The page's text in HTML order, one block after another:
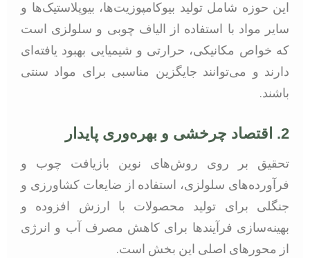
این حوزه شامل تولید بیوکامپوزیت‌ها، بیوپلاستیک‌ها و
سایر مواد با استفاده از الیاف چوبی و سلولزی است
که خواص مکانیکی، حرارتی و شیمیایی بهبود یافته‌ای
دارند و می‌توانند جایگزین مناسبی برای مواد سنتی
باشند.
2. اقتصاد چرخشی و بهره‌وری پایدار
تحقیق بر روی روش‌های نوین بازیافت چوب و
فرآورده‌های سلولزی، استفاده از ضایعات کشاورزی و
جنگلی برای تولید محصولات با ارزش افزوده و
بهینه‌سازی فرآیندها برای کاهش مصرف آب و انرژی
از محورهای اصلی این بخش است.